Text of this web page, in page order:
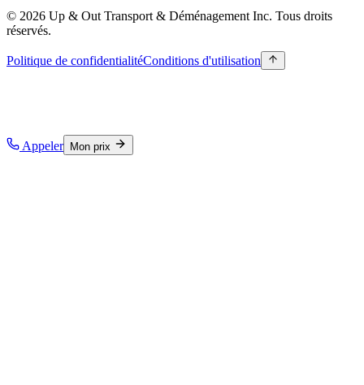
© 2026 Up & Out Transport & Déménagement Inc. Tous droits
réservés.
Politique de confidentialitéConditions d'utilisation
Appeler Mon prix